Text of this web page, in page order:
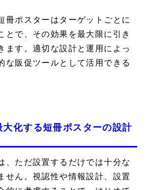
冊ポスターはターゲットごとに
とで、その効果を最大限に引き
ます。適切な設計と運用によっ
な販促ツールとして活用できる
大化する短冊ポスターの設計
、ただ設置するだけでは十分な
せん。視認性や情報設計、設置